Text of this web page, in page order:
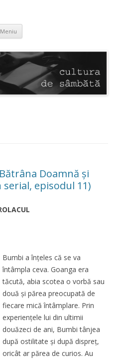
Meniu
Doamnă și
episodul 11)
Bumbi a înțeles că se va
întâmpla ceva. Goanga era
tăcută, abia scotea o vorbă sau
două și părea preocupată de
fiecare mică întâmplare. Prin
experiențele lui din ultimii
douăzeci de ani, Bumbi tânjea
după ostilitate și după dispreț,
oricât ar părea de curios. Au